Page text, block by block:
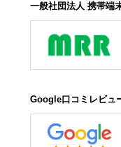
一般社団法人 携帯端
Google口コミレビュ